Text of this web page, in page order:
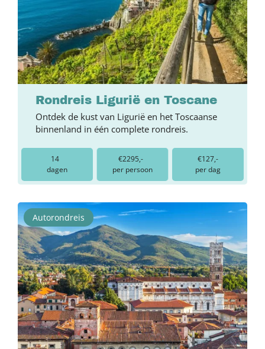
Rondreis Ligurië en Toscane
Ontdek de kust van Ligurië en het Toscaanse
binnenland in één complete rondreis.
14
dagen
€2295,-
per persoon
€127,-
per dag
Autorondreis